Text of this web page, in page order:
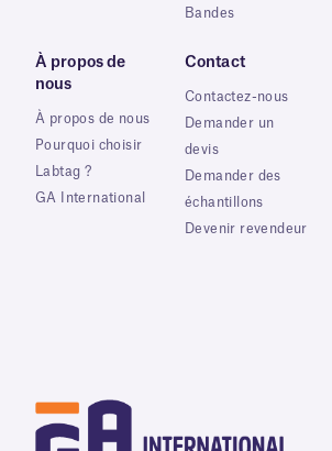
Bandes
À propos de
nous
À propos de nous
Pourquoi choisir
Labtag ?
GA International
Contact
Contactez-nous
Demander un
devis
Demander des
échantillons
Devenir revendeur